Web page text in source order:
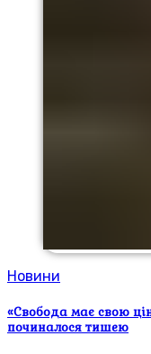
Новини
«Свобода має свою
починалося тишею